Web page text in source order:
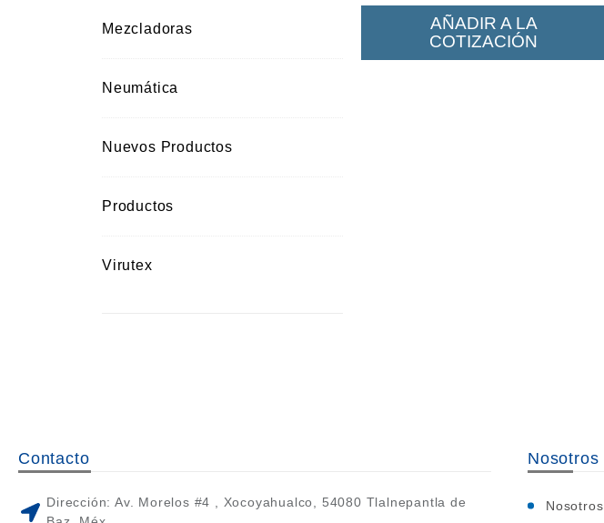
Mezcladoras
Neumática
Nuevos Productos
Productos
Virutex
AÑADIR A LA
COTIZACIÓN
Contacto
Dirección: Av. Morelos #4 , Xocoyahualco, 54080 Tlalnepantla de
Nosotros
Nosotros